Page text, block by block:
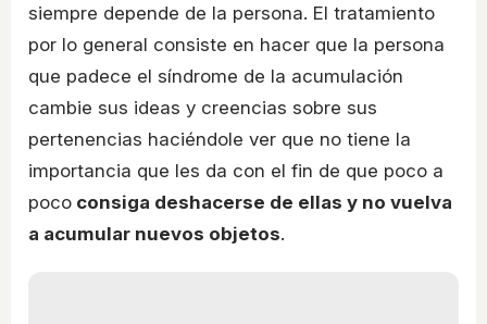
siempre depende de la persona. El tratamiento
por lo general consiste en hacer que la persona
que padece el síndrome de la acumulación
cambie sus ideas y creencias sobre sus
pertenencias haciéndole ver que no tiene la
importancia que les da con el fin de que poco a
poco consiga deshacerse de ellas y no vuelva
a acumular nuevos objetos.